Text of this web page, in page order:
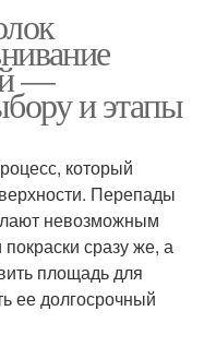
—
и этапы
который
Перепады
невозможным
сразу же, а
площадь для
ее долгосрочный